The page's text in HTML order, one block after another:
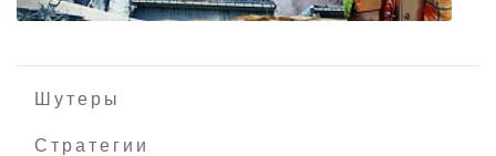
Шутеры
Стратегии